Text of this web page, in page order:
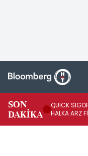
SON
DAKİKA
QUICK
HALKA ARZ